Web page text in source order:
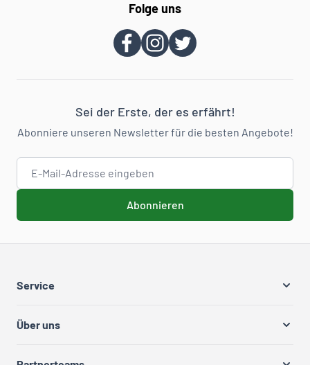
Folge uns
Sei der Erste, der es erfährt!
Abonniere unseren Newsletter für die besten Angebote!
E-Mail-Adresse
Abonnieren
Service
Über uns